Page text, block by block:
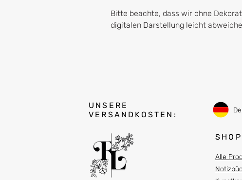
Bitte beachte, dass wir ohne
digitalen Darstellung leicht
UNSERE
VERSANDKOSTEN:
SHOP
Alle